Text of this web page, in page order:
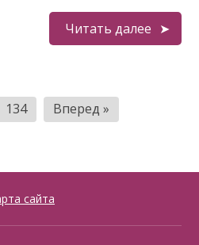
Читать далее
134 Вперед »
сайта